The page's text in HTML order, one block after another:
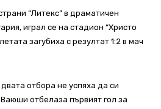
“Литекс” в драматичен
играл се на стадион “Христо
загубиха с резултат 1:2 в мач
отбора не успяха да си
отбелаза първият гол за